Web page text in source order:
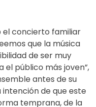
el concierto familiar
que la música
de ser muy
público más joven”,
antes de su
intención de que este
temprana, de la